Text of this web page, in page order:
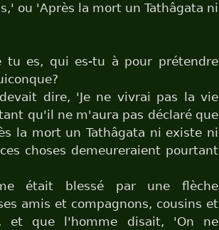
ou 'Après la mort un Tathâgata ni
tu es, qui es-tu à pour prétendre
dire, 'Je ne vivrai pas la vie
qu'il ne m'aura pas déclaré que
la mort un Tathâgata ni existe ni
choses demeureraient pourtant
était blessé par une flèche
amis et compagnons, cousins et
et que l'homme disait, 'On ne